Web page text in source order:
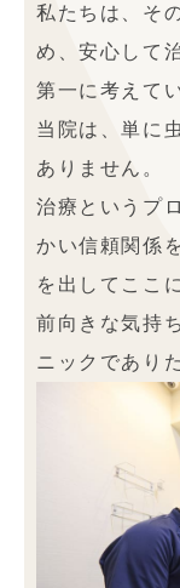
私たちは、そ
め、安心して
第一に考えて
当院は、単に
ありません。
治療というプ
かい信頼関係
を出してここ
前向きな気持
ニックであり